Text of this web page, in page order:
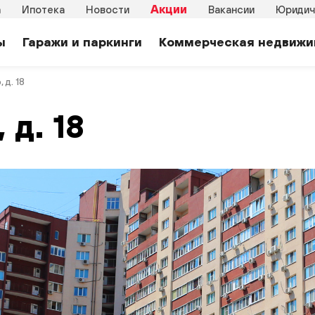
Ипотека Новости Акции Вакансии
Гаражи и паркинги Коммерческая
д. 18
18